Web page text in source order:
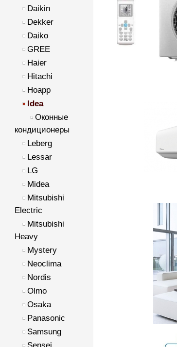
Daikin
Dekker
Daiko
GREE
Haier
Hitachi
Hoapp
Idea
Оконные
кондиционеры
Leberg
Lessar
LG
Midea
Mitsubishi
Electric
Mitsubishi
Heavy
Mystery
Neoclima
Nordis
Olmo
Osaka
Panasonic
Samsung